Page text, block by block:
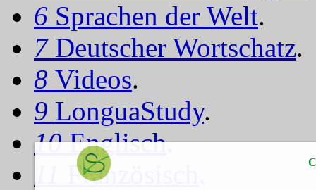
6 Sprachen der Welt.
7 Deutscher Wortschatz.
8 Videos.
9 LonguaStudy.
10Englisch.
Französisch